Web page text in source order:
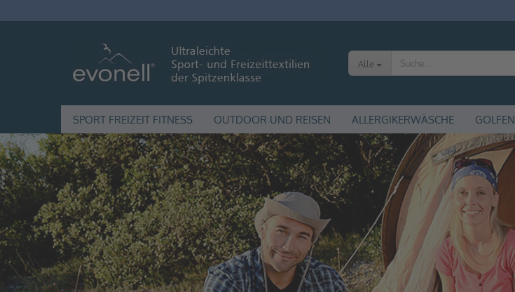
Alle
SPORT FREIZEIT FITNESS OUTDOOR UND REISEN ALLERGIKERWÄSCHE GOLFEN